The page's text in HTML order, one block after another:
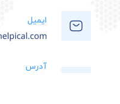
ایمیل
آدرس